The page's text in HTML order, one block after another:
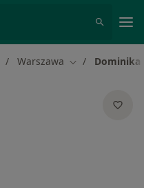
Warszawa Zmień miasto
Dominika